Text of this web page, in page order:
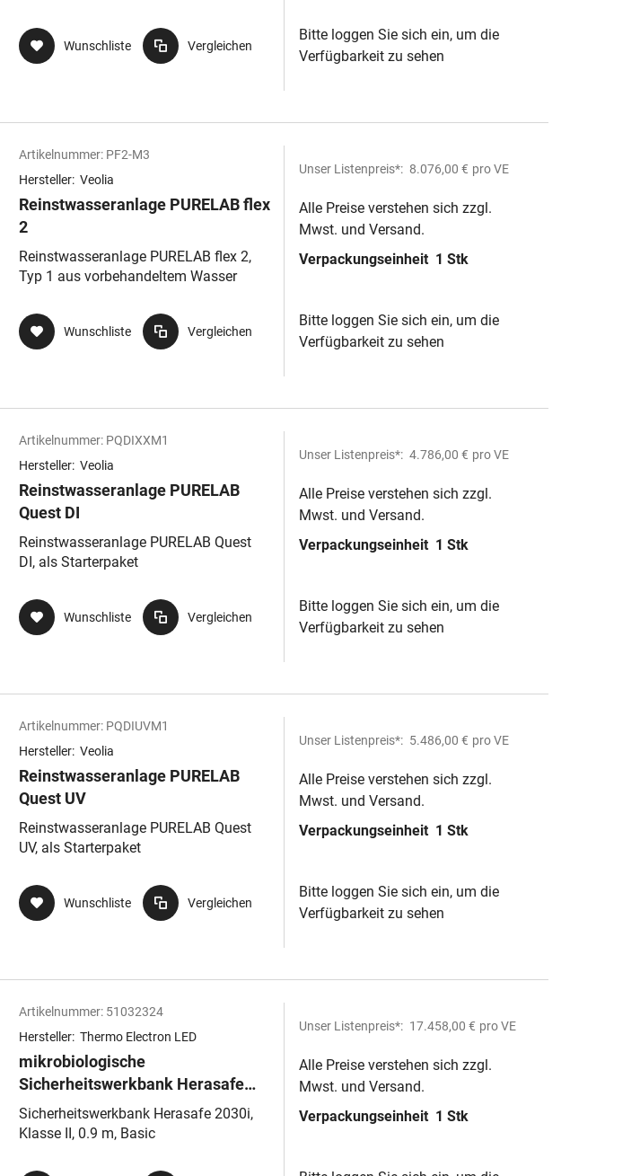
Wunschliste Vergleichen
Bitte loggen Sie sich ein, um die
Verfügbarkeit zu sehen
Artikelnummer: PF2-M3
Hersteller: Veolia
Reinstwasseranlage PURELAB flex
2
Reinstwasseranlage PURELAB flex 2,
Typ 1 aus vorbehandeltem Wasser
Wunschliste Vergleichen
Unser Listenpreis*: 8.076,00 € pro VE
Alle Preise verstehen sich zzgl.
Mwst. und Versand.
Verpackungseinheit 1 Stk
Bitte loggen Sie sich ein, um die
Verfügbarkeit zu sehen
Artikelnummer: PQDIXXM1
Hersteller: Veolia
Reinstwasseranlage PURELAB
Quest DI
Reinstwasseranlage PURELAB Quest
DI, als Starterpaket
Wunschliste Vergleichen
Unser Listenpreis*: 4.786,00 € pro VE
Alle Preise verstehen sich zzgl.
Mwst. und Versand.
Verpackungseinheit 1 Stk
Bitte loggen Sie sich ein, um die
Verfügbarkeit zu sehen
Artikelnummer: PQDIUVM1
Hersteller: Veolia
Reinstwasseranlage PURELAB
Quest UV
Reinstwasseranlage PURELAB Quest
UV, als Starterpaket
Wunschliste Vergleichen
Unser Listenpreis*: 5.486,00 € pro VE
Alle Preise verstehen sich zzgl.
Mwst. und Versand.
Verpackungseinheit 1 Stk
Bitte loggen Sie sich ein, um die
Verfügbarkeit zu sehen
Artikelnummer: 51032324
Hersteller: Thermo Electron LED
mikrobiologische
Sicherheitswerkbank Herasafe
2030i
Sicherheitswerkbank Herasafe 2030i,
Klasse II, 0.9 m, Basic
Unser Listenpreis*: 17.458,00 € pro VE
Alle Preise verstehen sich zzgl.
Mwst. und Versand.
Verpackungseinheit 1 Stk